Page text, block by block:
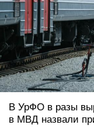
В УрФО в разы
в МВД назвали